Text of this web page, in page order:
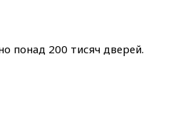
понад 200 тисяч дверей.